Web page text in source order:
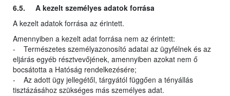
6.5. A kezelt személyes adatok forrása
A kezelt adatok forrása az érintett.
Amennyiben a kezelt adat forrása nem az érintett:
- Természetes személyazonosító adatai az ügyfélnek és az
eljárás egyéb résztvevőjének, amennyiben azokat nem ő
bocsátotta a Hatóság rendelkezésére;
- Az adott ügy jellegétől, tárgyától függően a tényállás
tisztázásához szükséges más személyes adat.